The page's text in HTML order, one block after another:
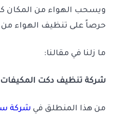
ويسحب الهواء من المكان
حرصاً على تنظيف الهواء من
ما زلنا في مقالنا:
شركة تنظيف دكت
من هذا المنطلق في شركة